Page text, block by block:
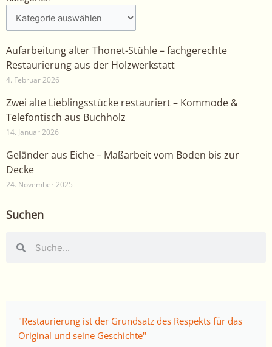
Aufarbeitung alter Thonet-Stühle – fachgerechte
Restaurierung aus der Holzwerkstatt
4. Februar 2026
Zwei alte Lieblingsstücke restauriert – Kommode &
Telefontisch aus Buchholz
14. Januar 2026
Geländer aus Eiche – Maßarbeit vom Boden bis zur
Decke
24. November 2025
Suchen
"Restaurierung ist der Grundsatz des Respekts für das
Original und seine Geschichte"